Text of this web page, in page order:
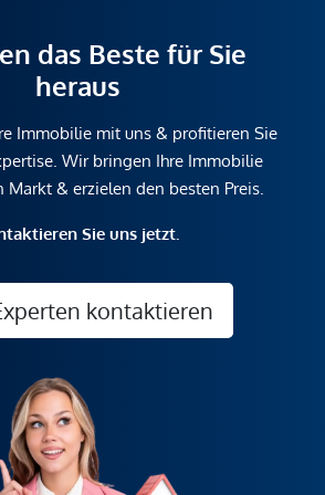
das Beste für Sie
heraus
Immobilie mit uns & profitieren Sie
Wir bringen Ihre Immobilie
& erzielen den besten Preis.
Sie uns jetzt.
kontaktieren